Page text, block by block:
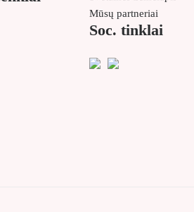
Mūsų partneriai
Soc. tinklai